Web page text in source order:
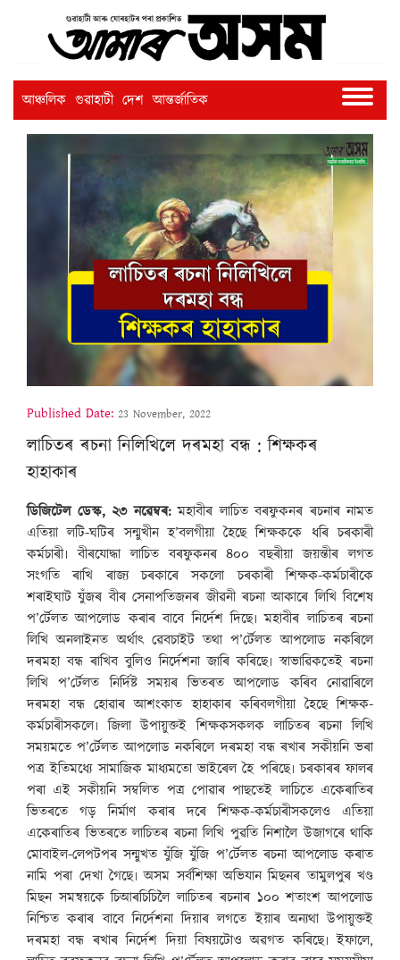
আঞ্চলিক গুৱাহাটী দেশ আন্তৰ্জাতিক
Published Date: 23 November, 2022
লাচিতৰ ৰচনা নিলিখিলে দৰমহা বন্ধ : শিক্ষকৰ
হাহাকাৰ
ডিজিটেল ডেস্ক, ২৩ নৱেম্বৰ:মহাবীৰ লাচিত বৰফুকনৰ ৰচনাৰ নামত
এতিয়া লটি-ঘটিৰ সন্মুখীন হ’বলগীয়া হৈছে শিক্ষককে ধৰি চৰকাৰী
কৰ্মচাৰী৷ বীৰযোদ্ধা লাচিত বৰফুকনৰ ৪০০ বছৰীয়া জয়ন্তীৰ লগত
সংগতি ৰাখি ৰাজ্য চৰকাৰে সকলো চৰকাৰী শিক্ষক-কৰ্মচাৰীকে
শৰাইঘাট যুঁজৰ বীৰ সেনাপতিজনৰ জীৱনী ৰচনা আকাৰে লিখি বিশেষ
প’ৰ্টেলত আপলোড কৰাৰ বাবে নিৰ্দেশ দিছে৷ মহাবীৰ লাচিতৰ ৰচনা
লিখি অনলাইনত অৰ্থাৎ ৱেবচাইট তথা প’ৰ্টেলত আপলোড নকৰিলে
দৰমহা বন্ধ ৰাখিব বুলিও নিৰ্দেশনা জাৰি কৰিছে৷ স্বাভাৱিকতেই ৰচনা
লিখি প’ৰ্টেলত নিৰ্দিষ্ট সময়ৰ ভিতৰত আপলোড কৰিব নোৱাৰিলে
দৰমহা বন্ধ হোৱাৰ আশংকাত হাহাকাৰ কৰিবলগীয়া হৈছে শিক্ষক-
কৰ্মচাৰীসকলে৷ জিলা উপায়ুক্তই শিক্ষকসকলক লাচিতৰ ৰচনা লিখি
সময়মতে প’ৰ্টেলত আপলোড নকৰিলে দৰমহা বন্ধ ৰখাৰ সকীয়নি ভৰা
পত্ৰ ইতিমধ্যে সামাজিক মাধ্যমতো ভাইৰেল হৈ পৰিছে৷ চৰকাৰৰ ফালৰ
পৰা এই সকীয়নি সম্বলিত পত্ৰ পোৱাৰ পাছতেই লাচিতে একেৰাতিৰ
ভিতৰতে গড় নিৰ্মাণ কৰাৰ দৰে শিক্ষক-কৰ্মচাৰীসকলেও এতিয়া
একেৰাতিৰ ভিতৰতে লাচিতৰ ৰচনা লিখি পুৱতি নিশালৈ উজাগৰে থাকি
মোবাইল-লেপটপৰ সন্মুখত যুঁজি যুঁজি প’ৰ্টেলত ৰচনা আপলোড কৰাত
নামি পৰা দেখা গৈছে৷ অসম সৰ্বশিক্ষা অভিযান মিছনৰ তামুলপুৰ খণ্ড
মিছন সমন্বয়কে চিআৰচিচিলৈ লাচিতৰ ৰচনাৰ ১০০ শতাংশ আপলোড
নিশ্চিত কৰাৰ বাবে নিৰ্দেশনা দিয়াৰ লগতে ইয়াৰ অন্যথা উপায়ুক্তই
দৰমহা বন্ধ ৰখাৰ নিৰ্দেশ দিয়া বিষয়টোও অৱগত কৰিছে৷ ইফালে,